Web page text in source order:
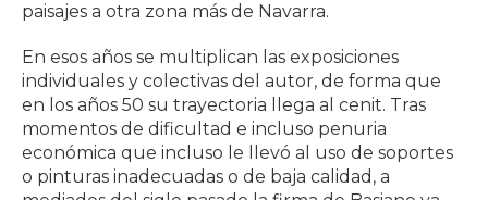
paisajes a otra zona más de Navarra.
En esos años se multiplican las exposiciones
individuales y colectivas del autor, de forma que
en los años 50 su trayectoria llega al cenit. Tras
momentos de dificultad e incluso penuria
económica que incluso le llevó al uso de soportes
o pinturas inadecuadas o de baja calidad, a